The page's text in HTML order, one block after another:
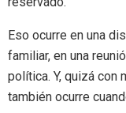
Eso ocurre en una
familiar, en una
política. Y, quizá con
también ocurre